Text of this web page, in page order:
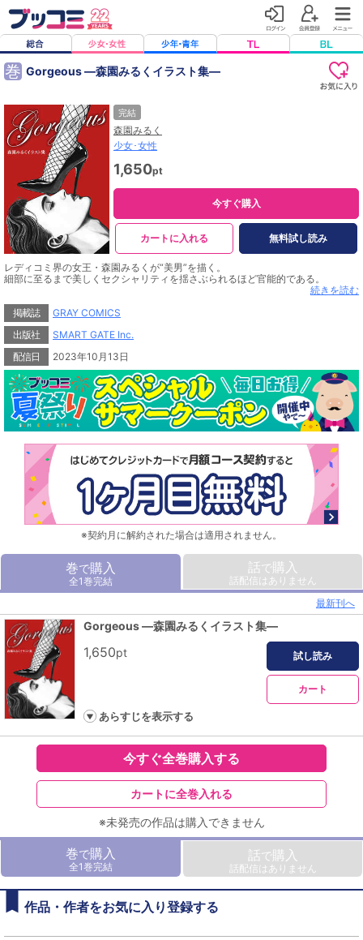
巻 Gorgeous ―森園みるくイラスト集―
完結
森園みるく
少女･女性
1,650pt
今すぐ購入
カートに入れる 無料試し読み
レディコミ界の女王・森園みるくが“美男”を描く。
細部に至るまで美しくセクシャリティを揺さぶられるほど官能的である。
本イラスト集は「Affair」「Monochrome」「True Colors」の三部構成となって
おり
モノトーンで描かれた“美男”の戯れから始まる。
そして最後はカラフルな色彩で描かれた“美男”が見つめてくる。
まるで自らの本質を見透かされているように――。
ようこそ森園みるくワールドへ！
どうぞ隅々までご堪能ください。
続きを読む
掲載誌
GRAY COMICS
出版社
SMART GATE Inc.
配信日
2023年10月13日
※契約月に解約された場合は適用されません。
巻で購入
全1巻完結
話で購入
話配信はありません
最新刊へ
Gorgeous ―森園みるくイラスト集―
1,650pt 試し読み
カート
あらすじを表示する
今すぐ全巻購入する
カートに全巻入れる
※未発売の作品は購入できません
巻で購入
全1巻完結
話で購入
話配信はありません
作品・作者をお気に入り登録する